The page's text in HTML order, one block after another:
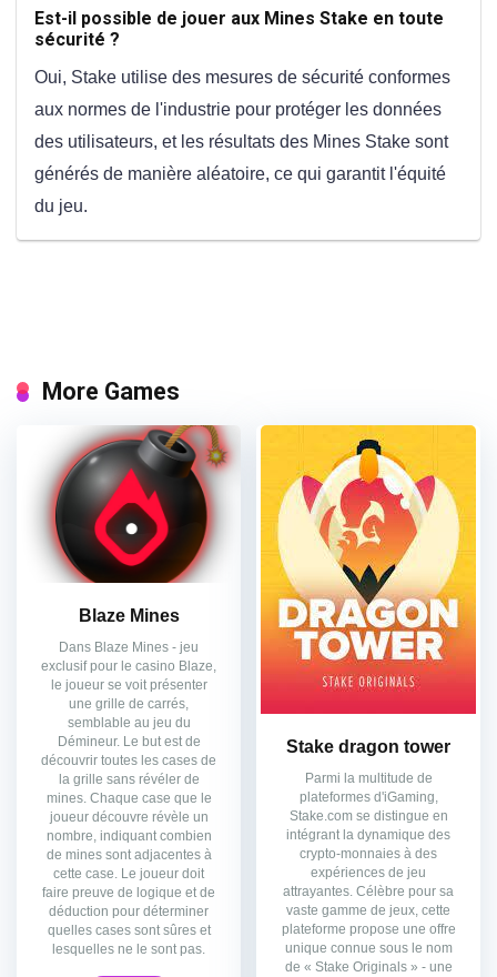
Est-il possible de jouer aux Mines Stake en toute
sécurité ?
Oui, Stake utilise des mesures de sécurité conformes
aux normes de l'industrie pour protéger les données
des utilisateurs, et les résultats des Mines Stake sont
générés de manière aléatoire, ce qui garantit l'équité
du jeu.
More Games
Blaze Mines
Dans Blaze Mines - jeu
exclusif pour le casino Blaze,
le joueur se voit présenter
une grille de carrés,
semblable au jeu du
Démineur. Le but est de
découvrir toutes les cases de
la grille sans révéler de
mines. Chaque case que le
joueur découvre révèle un
nombre, indiquant combien
de mines sont adjacentes à
cette case. Le joueur doit
faire preuve de logique et de
déduction pour déterminer
quelles cases sont sûres et
lesquelles ne le sont pas.
Stake dragon tower
Parmi la multitude de
plateformes d'iGaming,
Stake.com se distingue en
intégrant la dynamique des
crypto-monnaies à des
expériences de jeu
attrayantes. Célèbre pour sa
vaste gamme de jeux, cette
plateforme propose une offre
unique connue sous le nom
de « Stake Originals » - une